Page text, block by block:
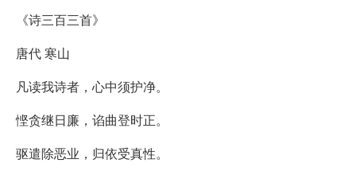
《诗三百三首》
唐代 寒山
凡读我诗者，心中须护净。
悭贪继日廉，谄曲登时正。
驱遣除恶业，归依受真性。